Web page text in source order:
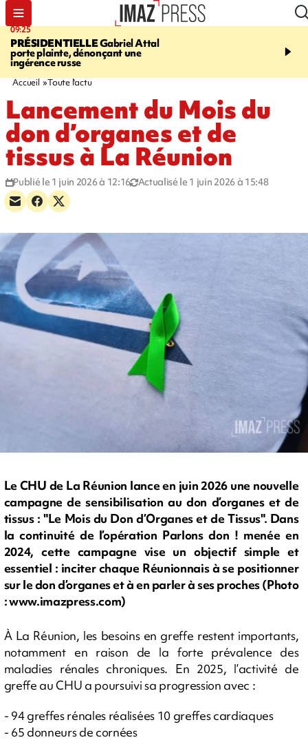
09:25
PRÉSIDENTIELLEGabriel Attal
porte plainte, dénonçant une
ingérence russe
11:43
accident après le virage
Accueil Toute l'actu
Lancement du Mois du
don d’organes et de
tissus à La Réunion
Publié le 1 juin 2026 à 12:16 Actualisé le 1 juin 2026 à 15:48
Le CHU de La Réunion lance en juin 2026 une nouvelle
campagne de sensibilisation au don d’organes et de
tissus : "Le Mois du Don d’Organes et de Tissus". Dans
la continuité de l’opération Parlons don ! menée en
2024, cette campagne vise un objectif simple et
essentiel : inciter chaque Réunionnais à se positionner
sur le don d’organes et à en parler à ses proches (Photo
: www.imazpress.com)
À La Réunion, les besoins en greffe restent importants,
notamment en raison de la forte prévalence des
maladies rénales chroniques. En 2025, l’activité de
greffe au CHU a poursuivi sa progression avec :
- 94 greffes rénales réalisées 10 greffes cardiaques
- 65 donneurs de cornées